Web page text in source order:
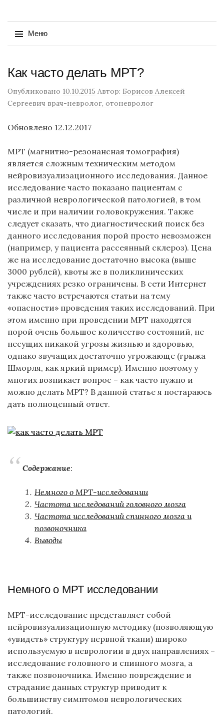
Меню
к
содержимому
Как часто делать МРТ?
Опубликовано 10.10.2015 Автор: Борисов Алексей
Сергеевич врач-невролог, отоневролог
Обновлено 12.12.2017
МРТ (магнитно-резонансная томография)
является сложным техническим методом
нейровизуализационного исследования. Данное
исследование часто показано пациентам с
различной неврологической патологией, в том
числе и при наличии головокружения. Также
следует сказать, что диагностический поиск без
данного исследования порой просто невозможен
(например, у пациента рассеянный склероз). Цена
же на исследование достаточно высока (выше
3000 рублей), квоты же в поликлинических
учреждениях резко ограничены. В сети Интернет
также часто встречаются статьи на тему
«опасности» проведения таких исследований. При
этом именно при проведении МРТ находятся
порой очень большое количество состояний, не
несущих никакой угрозы жизнью и здоровью,
однако звучащих достаточно угрожающе (грыжа
Шморля, как яркий пример). Именно поэтому у
многих возникает вопрос – как часто нужно и
можно делать МРТ? В данной статье я постараюсь
дать полноценный ответ.
Содержание:
Немного о МРТ-исследовании
Частота исследований головного мозга
Частота исследований спинного мозга и
позвоночника
Выводы
Немного о МРТ исследовании
МРТ-исследование представляет собой
нейровизуализационную методику (позволяющую
«увидеть» структуру нервной ткани) широко
используемую в неврологии в двух направлениях –
исследование головного и спинного мозга, а
также позвоночника. Именно повреждение и
страдание данных структур приводит к
большинству симптомов неврологических
патологий.